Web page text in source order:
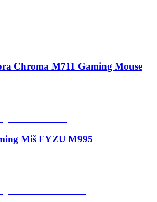
Chroma M711 Gaming Mouse
Miš FYZU M995